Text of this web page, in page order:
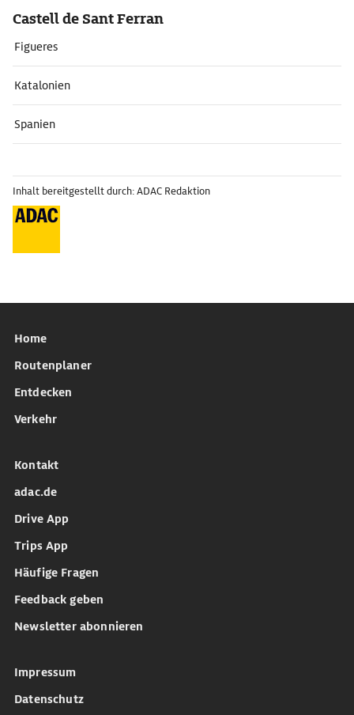
Castell de Sant Ferran
Figueres
Katalonien
Spanien
Inhalt bereitgestellt durch: ADAC Redaktion
Home
Routenplaner
Entdecken
Verkehr
Kontakt
adac.de
Drive App
Trips App
Häufige Fragen
Feedback geben
Newsletter abonnieren
Impressum
Datenschutz